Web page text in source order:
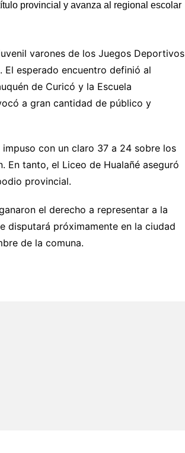
varones de los Juegos Deportivos
El esperado encuentro definió al
de Curicó y la Escuela
a gran cantidad de público y
con un claro 37 a 24 sobre los
En tanto, el Liceo de Hualañé aseguró
provincial.
el derecho a representar a la
disputará próximamente en la ciudad
de la comuna.